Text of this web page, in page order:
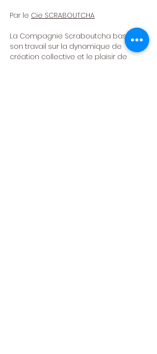
Par le Cie SCRABOUTCHA
La Compagnie Scraboutcha base
son travail sur la dynamique de
création collective et le plaisir de